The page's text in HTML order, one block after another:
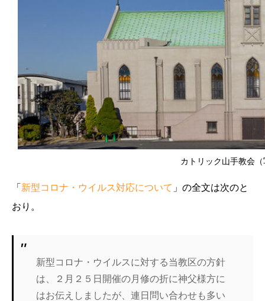
カトリック山手教会
「 新型コロナ・ウイルス対応について 」の全文は次のと
おり。
新型コロナ・ウイルスに対する当教区の方針
は、２月２５日開催の月修の折に神父様方に
はお伝えしましたが、連日問い合わせも多い